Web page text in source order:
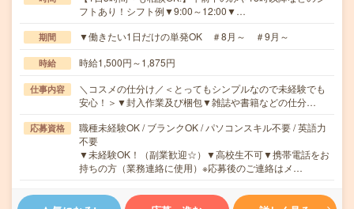
フトあり！シフト例▼9:00～12:00▼…
期間 ▼働きたい1日だけの単発OK ＃8月～ ＃9月～
時給 時給1,500円～1,875円
仕事内容
＼コスメの仕分け／＜とってもシンプルなので未経験でも
安心！＞▼封入作業及び梱包▼雑誌や書籍などの仕分…
応募資格
職種未経験OK / ブランクOK / パソコンスキル不要 / 英語力
不要
▼未経験OK！（副業歓迎☆）▼高校生不可▼携帯電話をお
持ちの方（業務連絡に使用）※応募後のご連絡はメ…